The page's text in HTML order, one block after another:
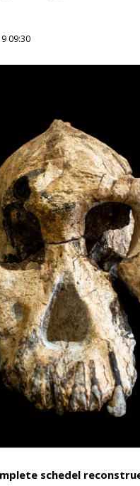
09:30
schedel